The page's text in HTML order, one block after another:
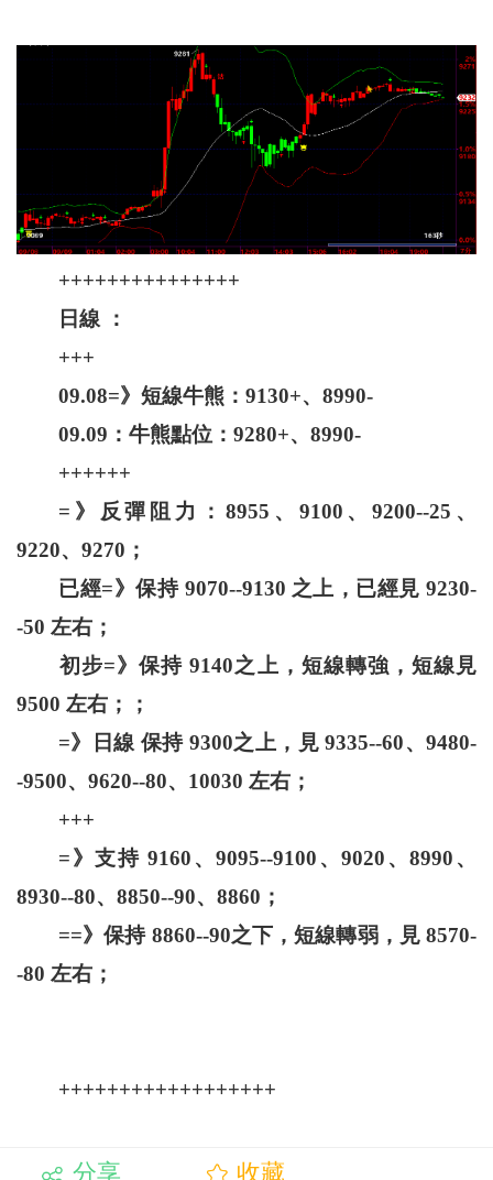
+++++++++++++++
日線 ：
+++
09.08=》短線牛熊：9130+、8990-
09.09：牛熊點位：9280+、8990-
++++++
=》反彈阻力：8955、9100、9200--25、
9220、9270；
已經=》保持 9070--9130 之上，已經見 9230-
-50 左右；
初步=》保持 9140之上，短線轉強，短線見
9500 左右；；
=》日線 保持 9300之上，見 9335--60、9480-
-9500、9620--80、10030 左右；
+++
=》支持 9160、9095--9100、9020、8990、
8930--80、8850--90、8860；
==》保持 8860--90之下，短線轉弱，見 8570-
-80 左右；
++++++++++++++++++
分享 收藏